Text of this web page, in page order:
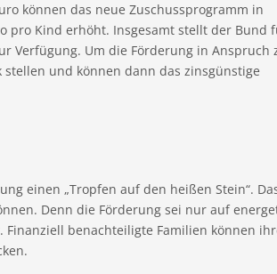
können das neue Zuschussprogramm in
pro Kind erhöht. Insgesamt stellt der Bund
Verfügung. Um die Förderung in Anspruch
und können dann das zinsgünstige
einen „Tropfen auf den heißen Stein“.
Denn die Förderung sei nur auf
benachteiligte Familien können